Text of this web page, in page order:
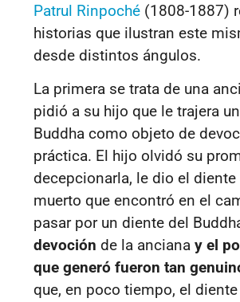
Patrul Rinpoché (1808-1887)
historias que ilustran este
desde distintos ángulos.
La primera se trata de una
pidió a su hijo que le trajera
Buddha como objeto de
práctica. El hijo olvidó su
decepcionarla, le dio el diente
muerto que encontró en el
pasar por un diente del
devoción de la anciana y el
que generó fueron tan
que, en poco tiempo, el